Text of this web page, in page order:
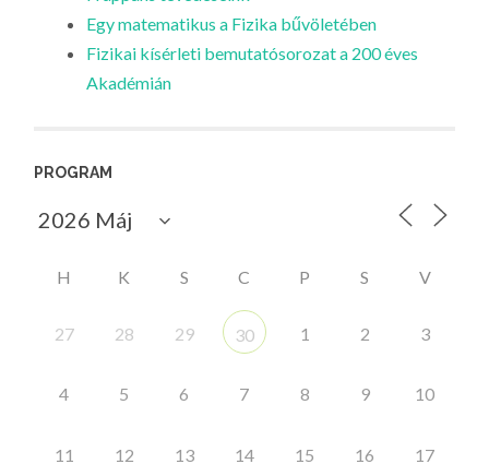
Egy matematikus a Fizika bűvöletében
Fizikai kísérleti bemutatósorozat a 200 éves
Akadémián
PROGRAM
H K S C P S V
27 28 29 30 1 2 3
4 5 6 7 8 9 10
11 12 13 14 15 16 17